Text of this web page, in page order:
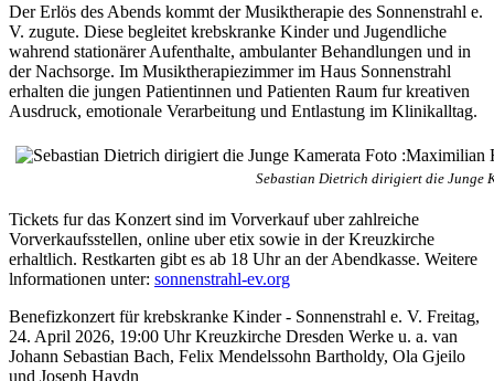
Der Erlös des Abends kommt der Musiktherapie des Sonnenstrahl e.
V. zugute. Diese begleitet krebskranke Kinder und Jugendliche
wahrend stationärer Aufenthalte, ambulanter Behandlungen und in
der Nachsorge. Im Musiktherapiezimmer im Haus Sonnenstrahl
erhalten die jungen Patientinnen und Patienten Raum fur kreativen
Ausdruck, emotionale Verarbeitung und Entlastung im Klinikalltag.
Sebastian Dietrich dirigiert die Junge
Tickets fur das Konzert sind im Vorverkauf uber zahlreiche
Vorverkaufsstellen, online uber etix sowie in der Kreuzkirche
erhaltlich. Restkarten gibt es ab 18 Uhr an der Abendkasse. Weitere
lnformationen unter: sonnenstrahl-ev.org
Benefizkonzert für krebskranke Kinder - Sonnenstrahl e. V. Freitag,
24. April 2026, 19:00 Uhr Kreuzkirche Dresden Werke u. a. van
Johann Sebastian Bach, Felix Mendelssohn Bartholdy, Ola Gjeilo
und Joseph Haydn